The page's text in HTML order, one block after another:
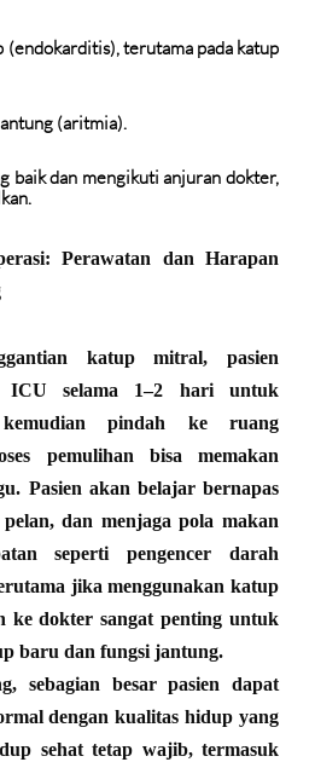
(endokarditis), terutama pada katup
(aritmia).
baik dan mengikuti anjuran dokter,
Perawatan dan Harapan
katup mitral, pasien
ICU selama 1–2 hari untuk
pindah ke ruang
pemulihan bisa memakan
Pasien akan belajar bernapas
dan menjaga pola makan
seperti pengencer darah
jika menggunakan katup
dokter sangat penting untuk
baru dan fungsi jantung.
sebagian besar pasien dapat
dengan kualitas hidup yang
sehat tetap wajib, termasuk